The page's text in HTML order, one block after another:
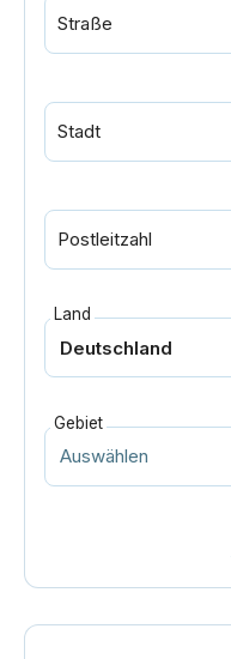
Straße
Stadt
Postleitzahl
Land
Gebiet